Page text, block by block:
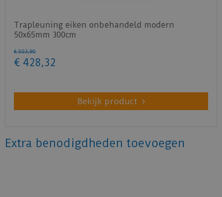
Trapleuning eiken onbehandeld modern
50x65mm 300cm
€ 503,90
€ 428,32
Bekijk product
Extra benodigdheden toevoegen